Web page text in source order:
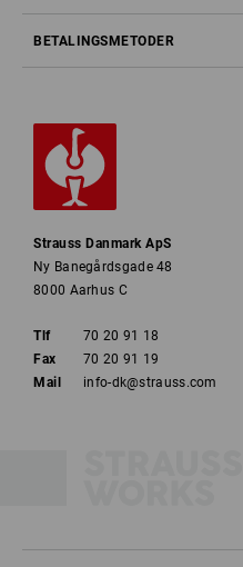
BETALINGSMETODER
Strauss Danmark ApS
Ny Banegårdsgade 48
8000 Aarhus C
Tlf
70 20 91 18
Fax
70 20 91 19
Mail
info-dk@strauss.com